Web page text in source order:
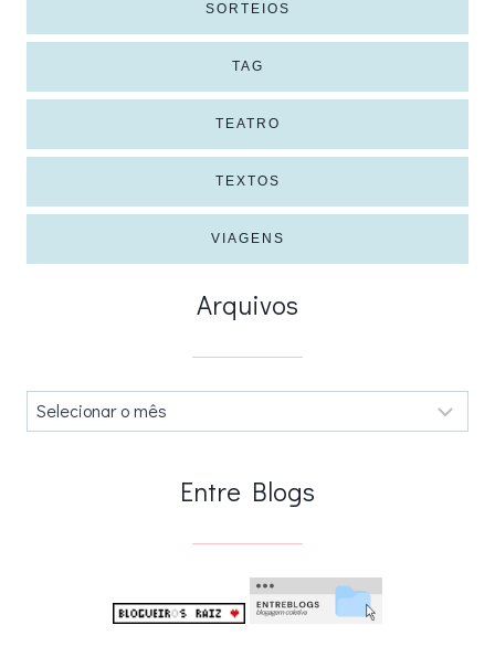
SORTEIOS
TAG
TEATRO
TEXTOS
VIAGENS
Arquivos
Arquivos
Entre Blogs